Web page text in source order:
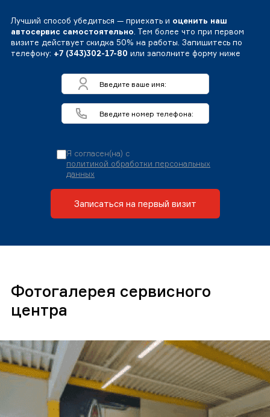
Лучший способ убедиться — приехать и оценить наш
автосервис самостоятельно. Тем более что при первом
визите действует скидка 50% на работы. Запишитесь по
телефону: +7 (343)302-17-80 или заполните форму ниже
Я согласен(на) с
политикой обработки персональных
данных
Записаться на первый визит
Фотогалерея сервисного
центра